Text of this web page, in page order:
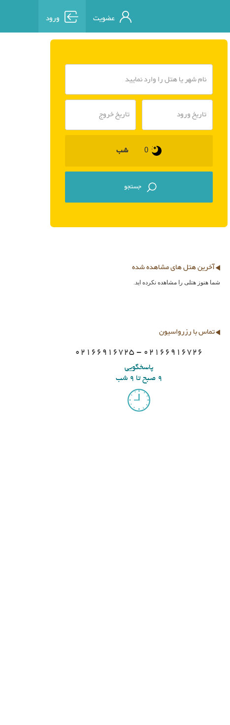
عضویت ورود
شب
آخرین هتل های مشاهده شده
شما هنوز هتلی را مشاهده نکرده اید.
تماس با رزرواسیون
02166916725 - 02166916726
پاسخگویی
9 صبح تا 9 شب